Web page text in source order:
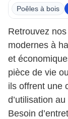
Poêles à bois
Retrouvez nos
modernes à
et
pièce de vie
ils offrent une
d’utilisation
Besoin